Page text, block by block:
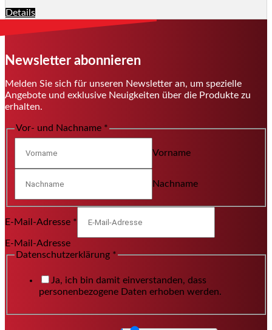
Details
Newsletter abonnieren
Melden Sie sich für unseren Newsletter an, um spezielle
Angebote und exklusive Neuigkeiten über die Produkte zu
erhalten.
Vor- und Nachname *
Vorname
Nachname
E-Mail-Adresse *
E-Mail-Adresse
Datenschutzerklärung *
Ja, ich bin damit einverstanden, dass
personenbezogene Daten erhoben werden.